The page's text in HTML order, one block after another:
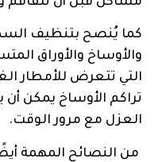
كما يُنصح بتنظيف
والأوساخ والأوراق
التي تتعرض للأمطار
تراكم الأوساخ يمكن
العزل مع مرور الوقت.
من النصائح المهمة